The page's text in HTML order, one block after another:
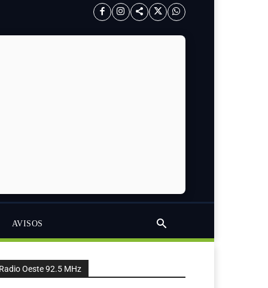
AVISOS
Radio Oeste 92.5 MHz